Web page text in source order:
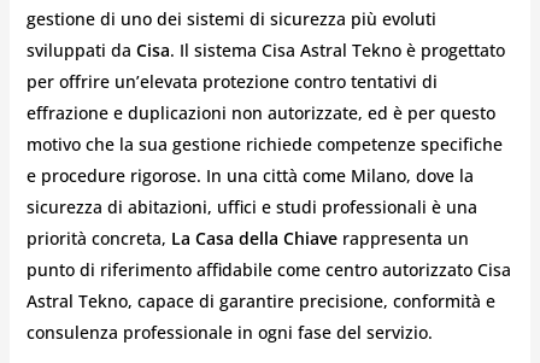
gestione di uno dei sistemi di sicurezza più evoluti
sviluppati da Cisa. Il sistema Cisa Astral Tekno è progettato
per offrire un’elevata protezione contro tentativi di
effrazione e duplicazioni non autorizzate, ed è per questo
motivo che la sua gestione richiede competenze specifiche
e procedure rigorose. In una città come Milano, dove la
sicurezza di abitazioni, uffici e studi professionali è una
priorità concreta, La Casa della Chiaverappresenta un
punto di riferimento affidabile come centro autorizzato Cisa
Astral Tekno, capace di garantire precisione, conformità e
consulenza professionale in ogni fase del servizio.